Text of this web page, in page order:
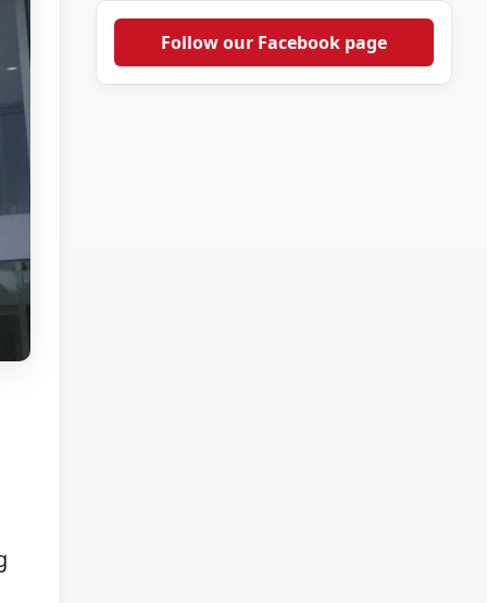
Follow our Facebook page